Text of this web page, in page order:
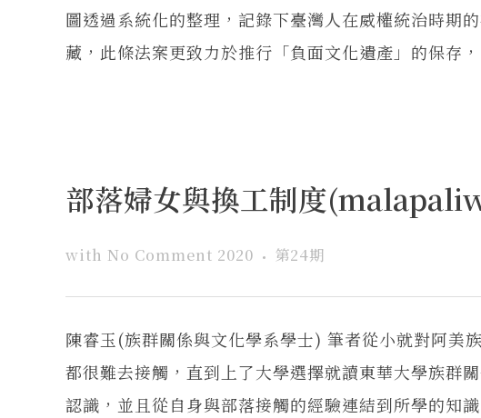
圖透過系統化的整理，記錄下臺灣人在威權統治時期
藏，此條法案更致力於推行「負面文化遺產」的保存
部落婦女與換工制度
with No Comment 2020 第24期
陳睿玉(族群關係與文化學系學士) 筆者從小就對阿美
都很難去接觸，直到上了大學選擇就讀東華大學族群
認識，並且從自身與部落接觸的經驗連結到所學的知